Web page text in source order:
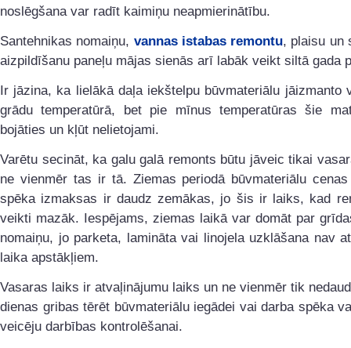
noslēgšana var radīt kaimiņu neapmierinātību.
Santehnikas nomaiņu, vannas istabas remontu, plaisu un
aizpildīšanu paneļu mājas sienās arī labāk veikt siltā gada
Ir jāzina, ka lielākā daļa iekštelpu būvmateriālu jāizmanto
grādu temperatūrā, bet pie mīnus temperatūras šie
bojāties un kļūt nelietojami.
Varētu secināt, ka galu galā remonts būtu jāveic tikai
ne vienmēr tas ir tā. Ziemas periodā būvmateriālu
spēka izmaksas ir daudz zemākas, jo šis ir laiks, kad
veikti mazāk. Iespējams, ziemas laikā var domāt par
nomaiņu, jo parketa, lamināta vai linojela uzklāšana nav
laika apstākļiem.
Vasaras laiks ir atvaļinājumu laiks un ne vienmēr tik
dienas gribas tērēt būvmateriālu iegādei vai darba spēka
veicēju darbības kontrolēšanai.